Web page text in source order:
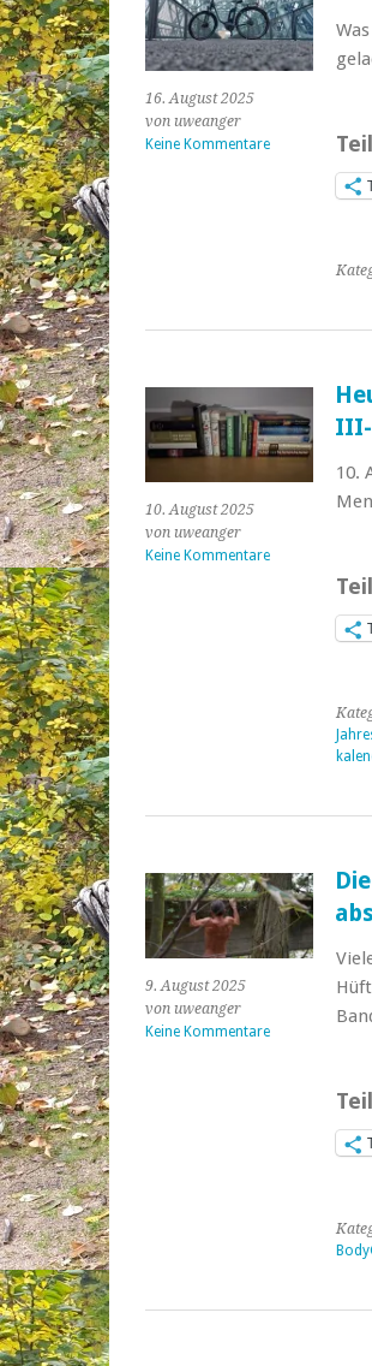
16. August 2025
von uweanger
Keine Kommentare
10. August 2025
von uweanger
Keine Kommentare
III-
10.
9. August 2025
von uweanger
Keine Kommentare